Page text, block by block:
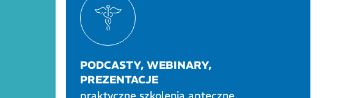
PODCASTY, WEBINARY,
PREZENTACJE